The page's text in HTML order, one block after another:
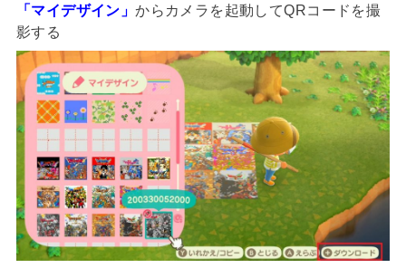
「マイデザイン」からカメラを起動してQRコードを撮
影する